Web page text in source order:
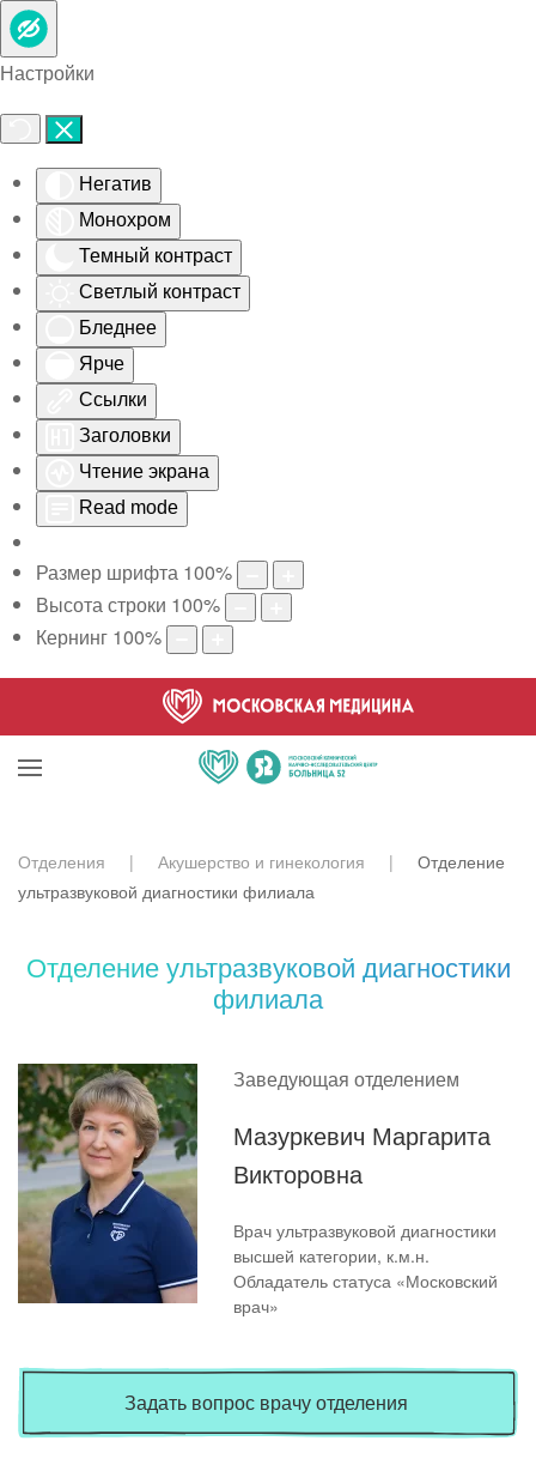
Настройки
Негатив
Монохром
Темный контраст
Светлый контраст
Бледнее
Ярче
Ссылки
Заголовки
Чтение экрана
Read mode
Размер шрифта 100%
Высота строки 100%
Кернинг 100%
Skip to main content
Отделения Акушерство и гинекология
Отделение
ультразвуковой диагностики филиала
Отделение ультразвуковой диагностики
филиала
Заведующая отделением
Мазуркевич Маргарита
Викторовна
Врач ультразвуковой диагностики
высшей категории, к.м.н.
Обладатель статуса «Московский
врач»
Задать вопрос врачу отделения